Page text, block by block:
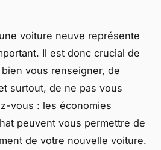
voiture neuve représente
Il est donc crucial de
vous renseigner, de
surtout, de ne pas vous
vous : les économies
peuvent vous permettre de
de votre nouvelle voiture.